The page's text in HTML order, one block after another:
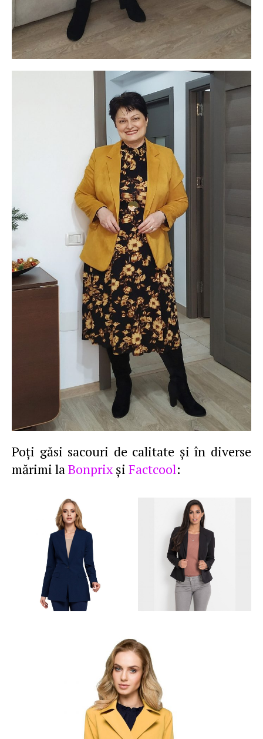
Poţi găsi sacouri de calitate şi în diverse
mărimi laBonprixşi Factcool: